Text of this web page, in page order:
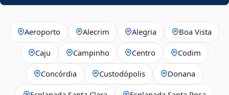
Aeroporto Alecrim Alegria Boa Vista
Caju Campinho Centro Codim
Concórdia Custodópolis Donana